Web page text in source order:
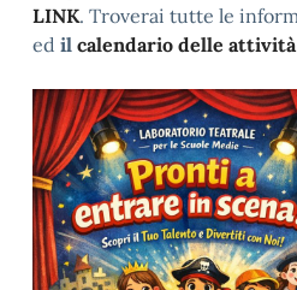
LINK. Troverai tutte le
ed il calendario delle attività